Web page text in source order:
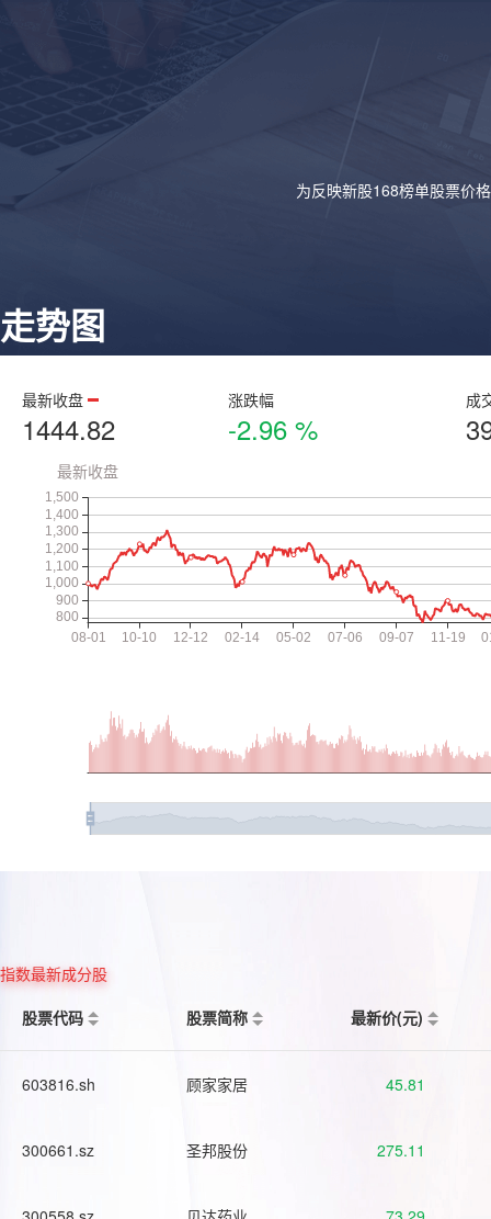
为反映新股168榜单股票价
走势图
最新收盘
1444.82
涨跌幅
-2.96 %
成
指数最新成分股
股票代码
股票简称 最新价(元)
603816.sh 顾家家居 45.81
300661.sz 圣邦股份 275.11